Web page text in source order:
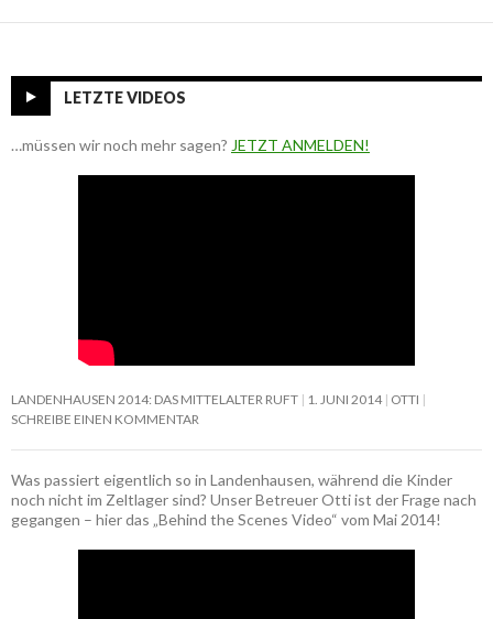
LETZTE VIDEOS
…müssen wir noch mehr sagen? JETZT ANMELDEN!
LANDENHAUSEN 2014: DAS MITTELALTER RUFT 1. JUNI 2014 OTTI
SCHREIBE EINEN KOMMENTAR
Was passiert eigentlich so in Landenhausen, während die Kinder
noch nicht im Zeltlager sind? Unser Betreuer Otti ist der Frage nach
gegangen – hier das „Behind the Scenes Video“ vom Mai 2014!